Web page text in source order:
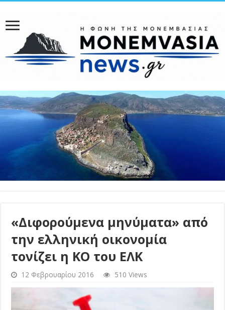
«Διφορούμενα μηνύματα» από
την ελληνική οικονομία
τονίζει η ΚΟ του ΕΛΚ
12 Φεβρουαρίου 2016 510 Views